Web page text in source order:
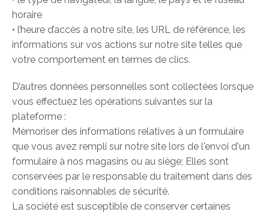
horaire
• l’heure d’accès à notre site, les URL de référence, les
informations sur vos actions sur notre site telles que
votre comportement en termes de clics.
D’autres données personnelles sont collectées lorsque
vous effectuez les opérations suivantes sur la
plateforme :
Mémoriser des informations relatives à un formulaire
que vous avez rempli sur notre site lors de l'envoi d'un
formulaire à nos magasins ou au siège; Elles sont
conservées par le responsable du traitement dans des
conditions raisonnables de sécurité.
La société est susceptible de conserver certaines